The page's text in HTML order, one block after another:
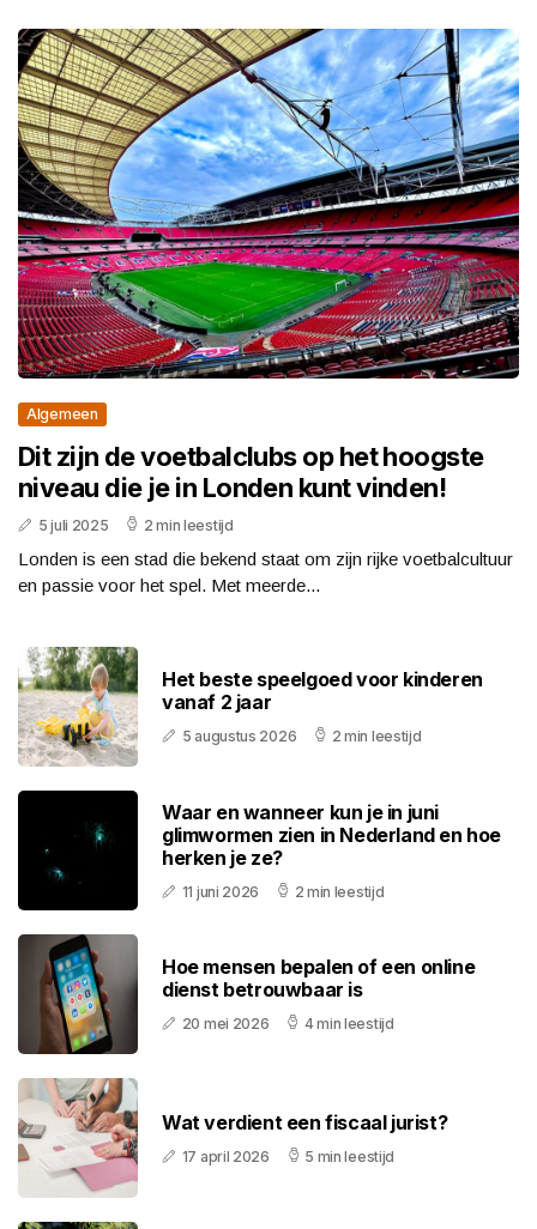
Algemeen
Dit zijn de voetbalclubs op het hoogste
niveau die je in Londen kunt vinden!
5 juli 2025 2 min leestijd
Londen is een stad die bekend staat om zijn rijke voetbalcultuur
en passie voor het spel. Met meerde...
Het beste speelgoed voor kinderen
vanaf 2 jaar
5 augustus 2026 2 min leestijd
Waar en wanneer kun je in juni
glimwormen zien in Nederland en hoe
herken je ze?
11 juni 2026 2 min leestijd
Hoe mensen bepalen of een online
dienst betrouwbaar is
20 mei 2026 4 min leestijd
Wat verdient een fiscaal jurist?
17 april 2026 5 min leestijd